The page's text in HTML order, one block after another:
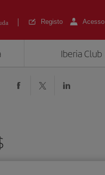
Registo Acesso
Iberia Club